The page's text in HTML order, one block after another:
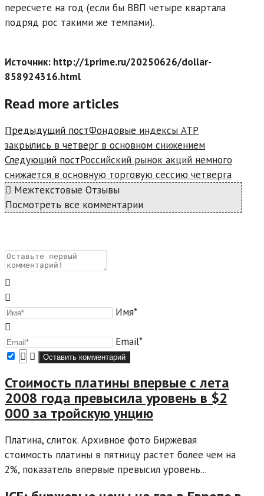
пересчете на год (если бы ВВП четыре квартала
подряд рос такими же темпами).
Источник: http://1prime.ru/20250626/dollar-
858924316.html
Read more articles
Предыдущий постФондовые индексы АТР
закрылись в четверг в основном снижением
Следующий постРоссийский рынок акций немного
снижается в основную торговую сессию четверга
Межтекстовые Отзывы
Посмотреть все комментарии
Имя*
Email*
Стоимость платины впервые с лета
2008 года превысила уровень в $2
000 за тройскую унцию
Платина, слиток. Архивное фото Биржевая
стоимость платины в пятницу растет более чем на
2%, показатель впервые превысил уровень...